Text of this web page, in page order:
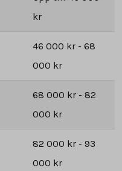
kr
46 000 kr - 68
000 kr
68 000 kr - 82
000 kr
82 000 kr - 93
000 kr